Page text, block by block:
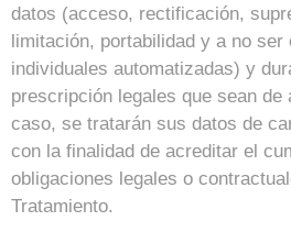
datos (acceso, rectificación,
limitación, portabilidad y a no ser
individuales automatizadas) y
prescripción legales que sean de
caso, se tratarán sus datos de
con la finalidad de acreditar el
obligaciones legales o
Tratamiento.